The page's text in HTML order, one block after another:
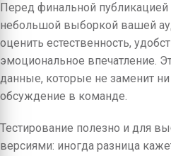
Перед финальной публикацией
небольшой выборкой вашей
оценить естественность,
эмоциональное впечатление.
данные, которые не заменит
обсуждение в команде.
Тестирование полезно и для
версиями: иногда разница